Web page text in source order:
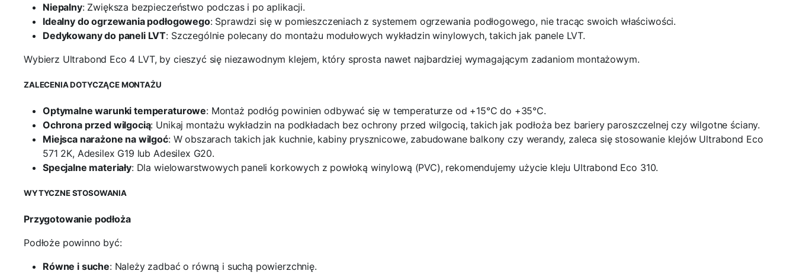
Niepalny: Zwiększa bezpieczeństwo podczas i po aplikacji.
Idealny do ogrzewania podłogowego: Sprawdzi się w pomieszczeniach z systemem ogrzewania podłogowego, nie tracąc swoich właściwości.
Dedykowany do paneli LVT: Szczególnie polecany do montażu modułowych wykładzin winylowych, takich jak panele LVT.
Wybierz Ultrabond Eco 4 LVT, by cieszyć się niezawodnym klejem, który sprosta nawet najbardziej wymagającym zadaniom montażowym.
ZALECENIA DOTYCZĄCE MONTAŻU
Optymalne warunki temperaturowe: Montaż podłóg powinien odbywać się w temperaturze od +15°C do +35°C.
Ochrona przed wilgocią: Unikaj montażu wykładzin na podkładach bez ochrony przed wilgocią, takich jak podłoża bez bariery paroszczelnej czy wilgotne ściany.
Miejsca narażone na wilgoć: W obszarach takich jak kuchnie, kabiny prysznicowe, zabudowane balkony czy werandy, zaleca się stosowanie klejów Ultrabond Eco
571 2K, Adesilex G19 lub Adesilex G20.
Specjalne materiały: Dla wielowarstwowych paneli korkowych z powłoką winylową (PVC), rekomendujemy użycie kleju Ultrabond Eco 310.
WYTYCZNE STOSOWANIA
Przygotowanie podłoża
Podłoże powinno być:
Równe i suche: Należy zadbać o równą i suchą powierzchnię.